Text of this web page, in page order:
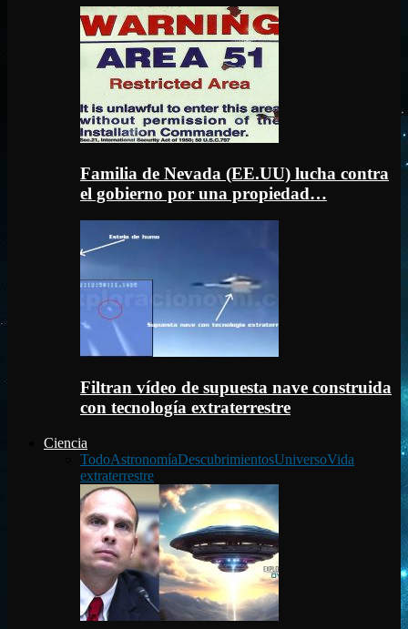
Familia de Nevada (EE.UU) lucha contra
el gobierno por una propiedad…
Filtran vídeo de supuesta nave construida
con tecnología extraterrestre
Ciencia
TodoAstronomíaDescubrimientosUniversoVida
extraterrestre